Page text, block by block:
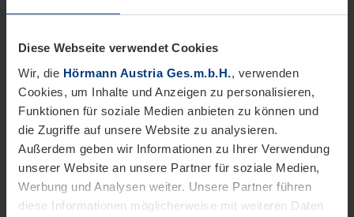
Diese Webseite verwendet Cookies
Wir, die Hörmann Austria Ges.m.b.H., verwenden
Cookies, um Inhalte und Anzeigen zu personalisieren,
Funktionen für soziale Medien anbieten zu können und
die Zugriffe auf unsere Website zu analysieren.
Außerdem geben wir Informationen zu Ihrer Verwendung
unserer Website an unsere Partner für soziale Medien,
Werbung und Analysen weiter. Unsere Partner führen
diese Informationen möglicherweise mit weiteren Daten